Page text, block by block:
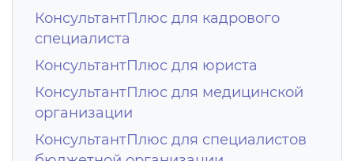
КонсультантПлюс для кадрового
специалиста
КонсультантПлюс для юриста
КонсультантПлюс для медицинской
организации
КонсультантПлюс для специалистов